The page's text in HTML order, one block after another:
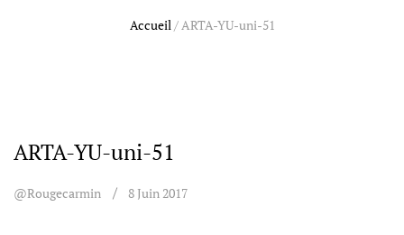
Accueil/ARTA-YU-uni-51
ARTA-YU-uni-51
@rougecarmin 8 Juin 2017